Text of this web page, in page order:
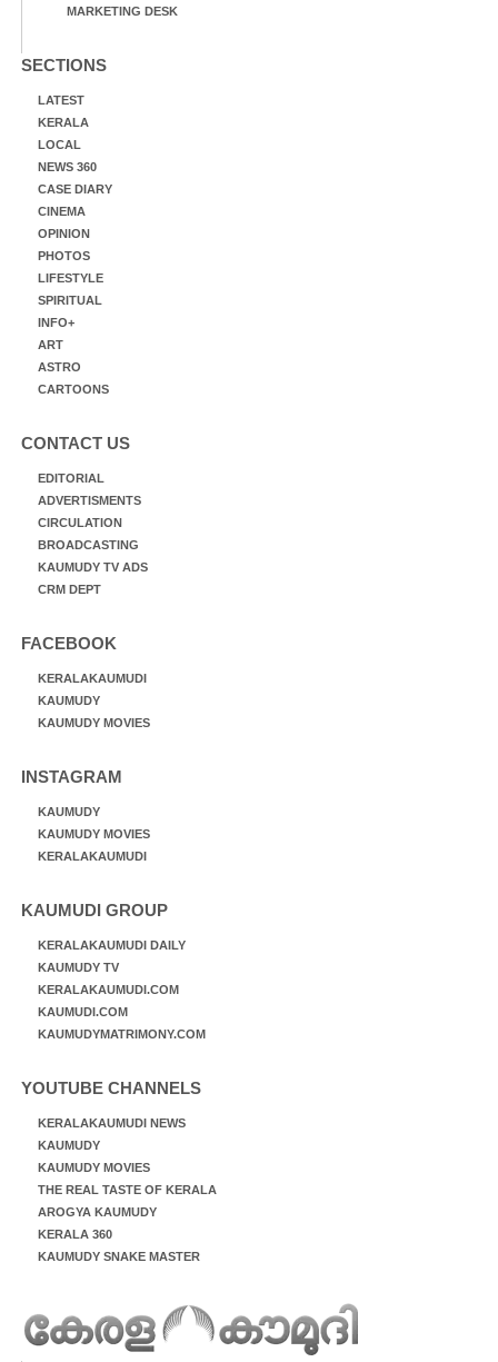
MARKETING DESK
SECTIONS
LATEST
KERALA
LOCAL
NEWS 360
CASE DIARY
CINEMA
OPINION
PHOTOS
LIFESTYLE
SPIRITUAL
INFO+
ART
ASTRO
CARTOONS
CONTACT US
EDITORIAL
ADVERTISMENTS
CIRCULATION
BROADCASTING
KAUMUDY TV ADS
CRM DEPT
FACEBOOK
KERALAKAUMUDI
KAUMUDY
KAUMUDY MOVIES
INSTAGRAM
KAUMUDY
KAUMUDY MOVIES
KERALAKAUMUDI
KAUMUDI GROUP
KERALAKAUMUDI DAILY
KAUMUDY TV
KERALAKAUMUDI.COM
KAUMUDI.COM
KAUMUDYMATRIMONY.COM
YOUTUBE CHANNELS
KERALAKAUMUDI NEWS
KAUMUDY
KAUMUDY MOVIES
THE REAL TASTE OF KERALA
AROGYA KAUMUDY
KERALA 360
KAUMUDY SNAKE MASTER